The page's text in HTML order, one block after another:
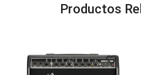
Productos